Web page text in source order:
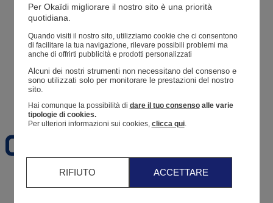
Resoconto di un ordine
Preferiti
3 - 12 mesi
Per Okaïdi migliorare il nostro sito è una priorità
quotidiana.
Quando visiti il ​​nostro sito, utilizziamo cookie che ci consentono
di facilitare la tua navigazione, rilevare possibili problemi ma
anche di offrirti pubblicità e prodotti personalizzati
Alcuni dei nostri strumenti non necessitano del consenso e
sono utilizzati solo per monitorare le prestazioni del nostro
sito.
Hai comunque la possibilità di dare il tuo consensoalle varie
tipologie di cookies.
Per ulteriori informazioni sui cookies, clicca qui.
RIFIUTO ACCETTARE